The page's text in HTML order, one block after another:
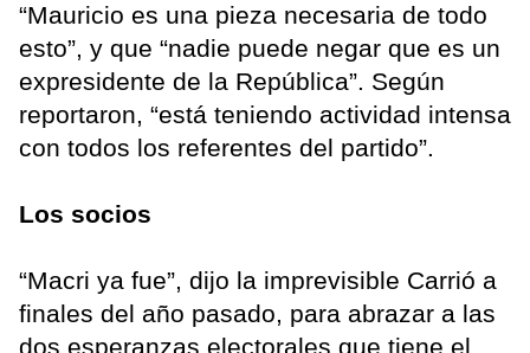
“Mauricio es una pieza necesaria de todo
esto”, y que “nadie puede negar que es un
expresidente de la República”. Según
reportaron, “está teniendo actividad intensa
con todos los referentes del partido”.
Los socios
“Macri ya fue”, dijo la imprevisible Carrió a
finales del año pasado, para abrazar a las
dos esperanzas electorales que tiene el